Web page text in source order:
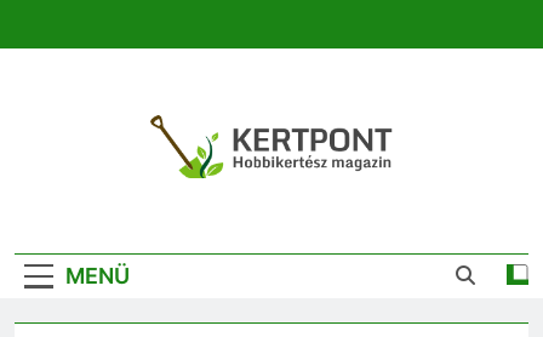
Kertészeti
Magazin |
MENÜ